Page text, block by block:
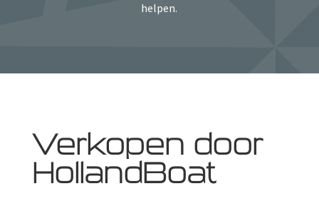
helpen.
Verkopen door
HollandBoat